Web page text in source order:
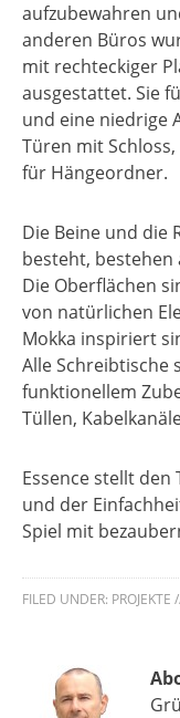
aufzubewahren
anderen Büros
mit rechteckiger
ausgestattet. Sie
und eine niedrige
Türen mit
für Hängeordner.
Die Beine und die
besteht, bestehen
Die Oberflächen
von natürlichen
Mokka inspiriert
Alle Schreibtische
funktionellem
Tüllen,
Essence stellt
und der
Spiel mit
FILED UNDER: PROJEKTE